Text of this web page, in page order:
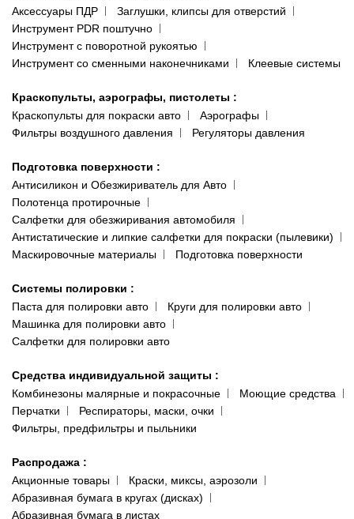
Аксессуары ПДР
Заглушки, клипсы для отверстий
Инструмент PDR поштучно
Инструмент с поворотной рукоятью
Инструмент со сменными наконечниками
Клеевые системы
Краскопульты, аэрографы, пистолеты :
Краскопульты для покраски авто
Аэрографы
Фильтры воздушного давления
Регуляторы давления
Подготовка поверхности :
Антисиликон и Обезжириватель для Авто
Полотенца протирочные
Салфетки для обезжиривания автомобиля
Антистатические и липкие салфетки для покраски (пылевики)
Маскировочные материалы
Подготовка поверхности
Системы полировки :
Паста для полировки авто
Круги для полировки авто
Машинка для полировки авто
Салфетки для полировки авто
Средства индивидуальной защиты :
Комбинезоны малярные и покрасочные
Моющие средства
Перчатки
Респираторы, маски, очки
Фильтры, предфильтры и пыльники
Распродажа :
Акционные товары
Краски, миксы, аэрозоли
Абразивная бумага в кругах (дисках)
Абразивная бумага в листах